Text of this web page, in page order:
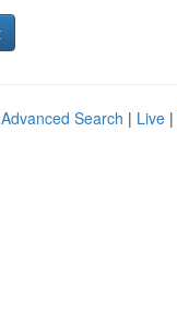
Advanced Search | Live |